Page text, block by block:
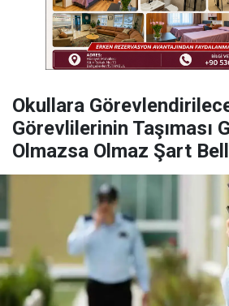
Okullara
Görevlilerinin Taşıması
Olmazsa Olmaz Şart